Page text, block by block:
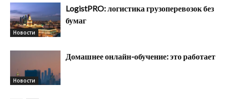
Новости
LogistPRO: логистика грузоперевозок без
бумаг
Новости
Домашнее онлайн-обучение: это работает